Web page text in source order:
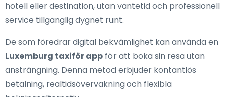
hotell eller destination, utan väntetid och professionell
service tillgänglig dygnet runt.
De som föredrar digital bekvämlighet kan använda en
Luxemburg taxiför app för att boka sin resa utan
ansträngning. Denna metod erbjuder kontantlös
betalning, realtidsövervakning och flexibla